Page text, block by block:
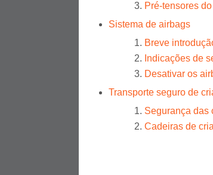
Pré-tensores
Sistema de airbags
Breve
Indicações de
Desativar os
Transporte seguro de
Segurança das
Cadeiras de